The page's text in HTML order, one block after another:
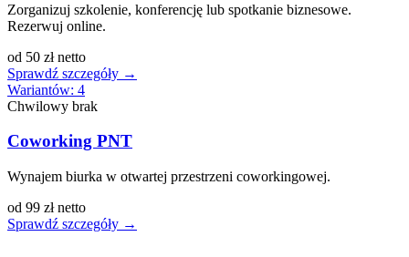
Zorganizuj szkolenie, konferencję lub spotkanie biznesowe.
Rezerwuj online.
od 50 zł netto
Sprawdź szczegóły →
Wariantów: 4
Chwilowy brak
Coworking PNT
Wynajem biurka w otwartej przestrzeni coworkingowej.
od 99 zł netto
Sprawdź szczegóły →